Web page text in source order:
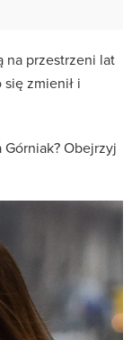
na przestrzeni lat
się zmienił i
Obejrzyj